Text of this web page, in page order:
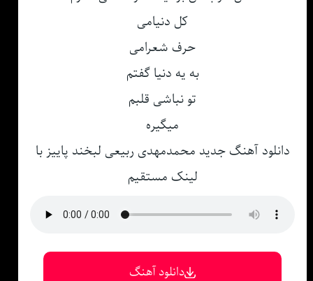
کل دنیامی
حرف شعرامی
به یه دنیا گفتم
تو نباشی قلبم
میگیره
دانلود آهنگ جدید محمدمهدی ربیعی لبخند پاییز با
لینک مستقیم
دانلود آهنگ